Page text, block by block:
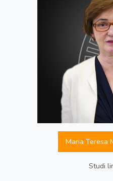
Maria Teresa
Studi